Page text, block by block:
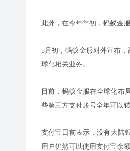
此外，在今年年初，蚂蚁金
5月初，蚂蚁金服对外宣布，
球化相关业务。
目前，蚂蚁金服在全球化布
些第三方支付账号全年可以
支付宝日前表示，没有大陆
用户仍然可以使用支付宝余